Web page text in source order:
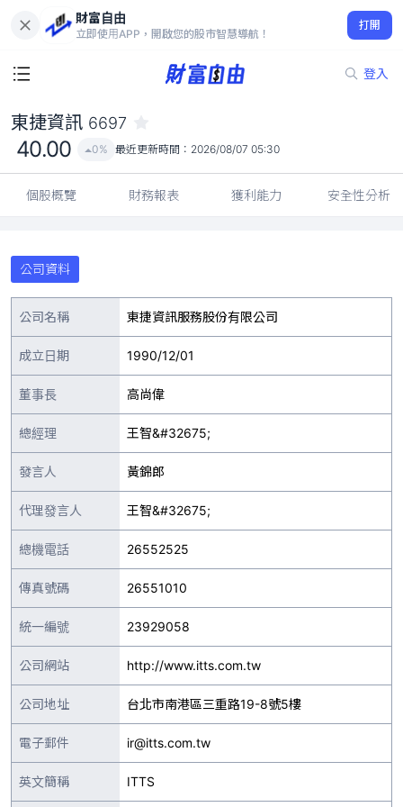
財富自由
立即使用APP，開啟您的股市智慧導航！
打開
登入
40.00
0%
東捷資訊 6697
40.00 0% 最近更新時間： 2026/08/07 05:30
個股概覽 財務報表 獲利能力 安全性分析
公司資料
公司名稱 東捷資訊服務股份有限公司
成立日期 1990/12/01
董事長 高尚偉
總經理 王智&#32675;
發言人 黃錦郎
代理發言人 王智&#32675;
總機電話 26552525
傳真號碼 26551010
統一編號 23929058
公司網站 http://www.itts.com.tw
公司地址 台北市南港區三重路19-8號5樓
電子郵件 ir@itts.com.tw
英文簡稱 ITTS